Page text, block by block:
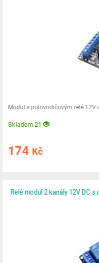
Modul s polovodičovým relé
Skladem 21
174 Kč
Relé modul 2 kanály 12V DC